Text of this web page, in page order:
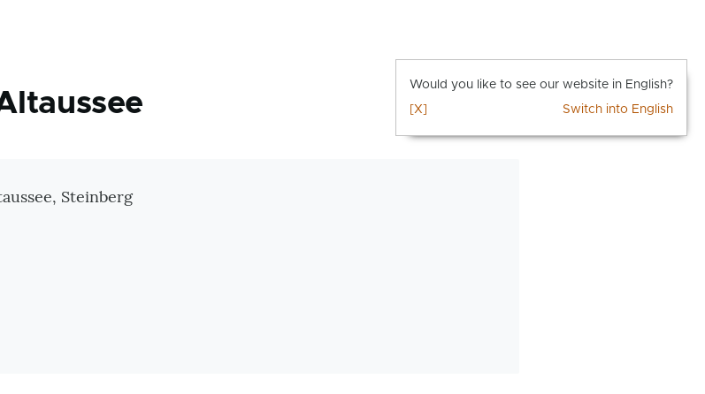
Steinberg
Would you like to see our website in English?
Switch into English
[X]